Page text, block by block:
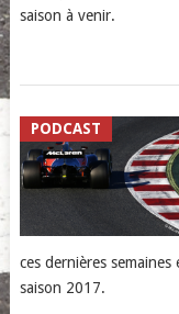
saison à venir.
PODCAST
ces dernières
saison 2017.